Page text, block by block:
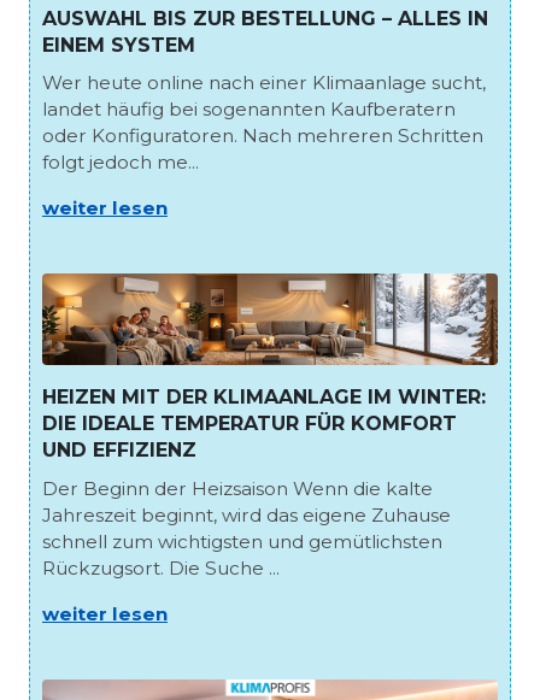
AUSWAHL BIS ZUR BESTELLUNG – ALLES IN
EINEM SYSTEM
Wer heute online nach einer Klimaanlage sucht,
landet häufig bei sogenannten Kaufberatern
oder Konfiguratoren. Nach mehreren Schritten
folgt jedoch me...
weiter lesen
HEIZEN MIT DER KLIMAANLAGE IM WINTER:
DIE IDEALE TEMPERATUR FÜR KOMFORT
UND EFFIZIENZ
Der Beginn der Heizsaison Wenn die kalte
Jahreszeit beginnt, wird das eigene Zuhause
schnell zum wichtigsten und gemütlichsten
Rückzugsort. Die Suche ...
weiter lesen